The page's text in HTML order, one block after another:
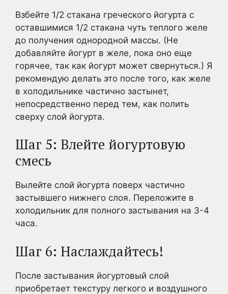
Взбейте 1/2 стакана греческого йогурта с
оставшимися 1/2 стакана чуть теплого желе
до получения однородной массы. (Не
добавляйте йогурт в желе, пока оно еще
горячее, так как йогурт может свернуться.) Я
рекомендую делать это после того, как желе
в холодильнике частично застынет,
непосредственно перед тем, как полить
сверху слой йогурта.
Шаг 5: Влейте йогуртовую
смесь
Вылейте слой йогурта поверх частично
застывшего нижнего слоя. Переложите в
холодильник для полного застывания на 3-4
часа.
Шаг 6: Наслаждайтесь!
После застывания йогуртовый слой
приобретает текстуру легкого и воздушного